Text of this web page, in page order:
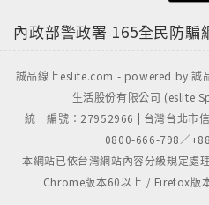
內政部警政署 165全民防騙
誠品線上eslite.com - powered by 誠
生活股份有限公司 (eslite
統一編號：27952966 | 台灣台北市
0800-666-798／
本網站已依台灣網站內容分級規定處
Chrome版本60以上 / Firefox版